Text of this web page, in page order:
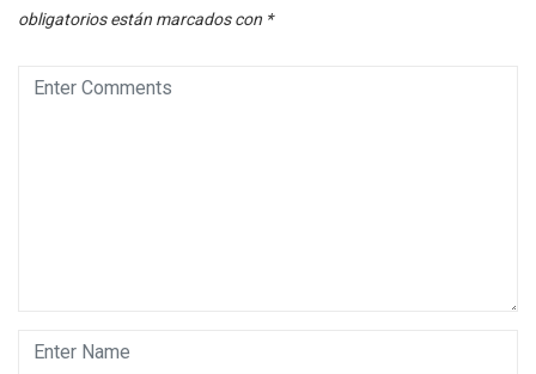
obligatorios están marcados con *